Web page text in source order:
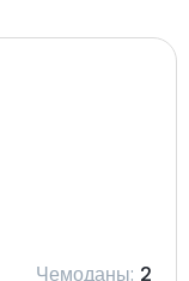
Чемоданы: 2